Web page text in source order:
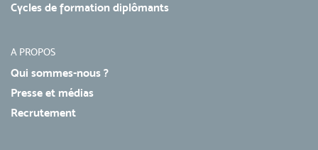
Cycles de formation diplômants
A PROPOS
Qui sommes-nous ?
Presse et médias
Recrutement